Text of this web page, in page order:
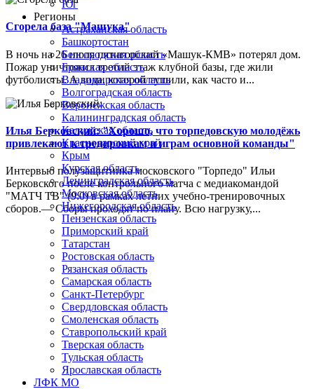
Сгорела база "Машука"
В ночь на 26 июля пятигорский «Машук-КМВ» потерял дом.
Пожар уничтожил третий этаж клубной базы, где жили
футболисты. А вода, которой тушили, как часто и...
Илья Берковский: "Хорошо, что торпедовскую молодёжь
привлекают к тренировкам и играм основной команды"
Интервью полузащитника московского "Торпедо" Ильи
Берковского после контрольного матча с медиакомандой
"МАТЧ ТВ" (9:0) в рамках летних учебно-тренировочных
сборов.— Сборы проходят по плану. Всю нагрузку,...
Юг
Регионы
Астраханская область
Башкортостан
Белгородская область
Брянская область
Владимирская область
Волгоградская область
Воронежская область
Калининградская область
Калужская область
Краснодарский край
Крым
Курская область
Ленинградская область
Московская область
Нижегородская область
Пензенская область
Приморский край
Татарстан
Ростовская область
Рязанская область
Самарская область
Санкт-Петербург
Свердловская область
Смоленская область
Ставропольский край
Тверская область
Тульская область
Ярославская область
ЛФК МО